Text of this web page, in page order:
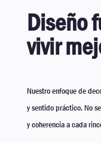
Diseño
vivir
Nuestro enfoque de
y sentido práctico. No
y coherencia a cada